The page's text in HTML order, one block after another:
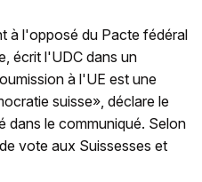
à l'opposé du Pacte fédéral
écrit l'UDC dans un
à l'UE est une
suisse», déclare le
dans le communiqué. Selon
vote aux Suissesses et